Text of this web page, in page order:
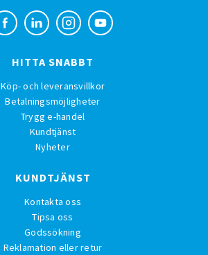
HITTA SNABBT
Köp- och leveransvillkor
Betalningsmöjligheter
Trygg e-handel
Kundtjänst
Nyheter
KUNDTJÄNST
Kontakta oss
Tipsa oss
Godssökning
Reklamation eller retur